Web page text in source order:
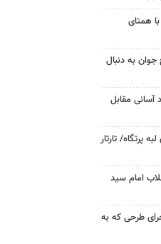
همتای
به دنبال
آسانی مقابل
پرتگاه/ تارتار
امام سید
طرحی که به